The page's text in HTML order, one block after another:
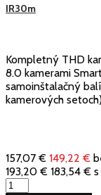
IR30m
Kompletný THD
8.0 kamerami
samoinštalačný
kamerových
157,07 € 149,22 €
193,20 € 183,54 €